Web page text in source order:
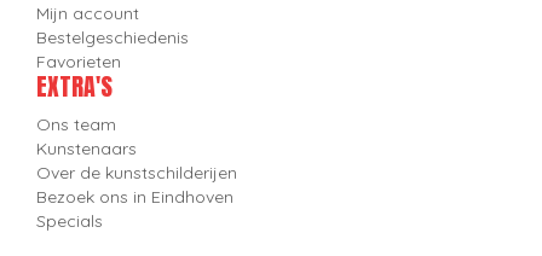
Mijn account
Bestelgeschiedenis
Favorieten
EXTRA'S
Ons team
Kunstenaars
Over de kunstschilderijen
Bezoek ons in Eindhoven
Specials